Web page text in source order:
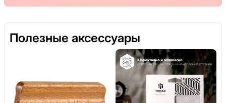
Полезные аксессуары